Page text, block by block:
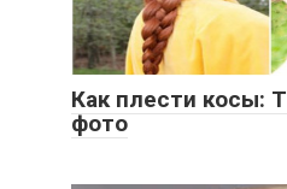
Как плести косы:
фото